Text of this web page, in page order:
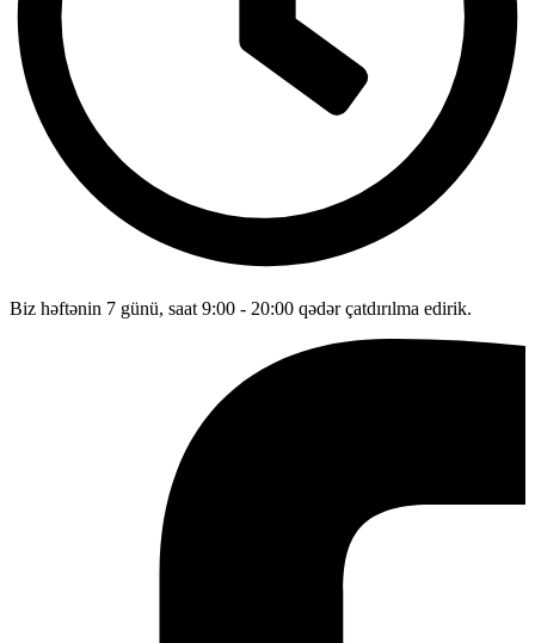
Biz həftənin 7 günü, saat 9:00 - 20:00 qədər çatdırılma edirik.